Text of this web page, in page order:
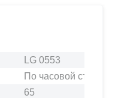
LG 0553
По часовой стрелке
65